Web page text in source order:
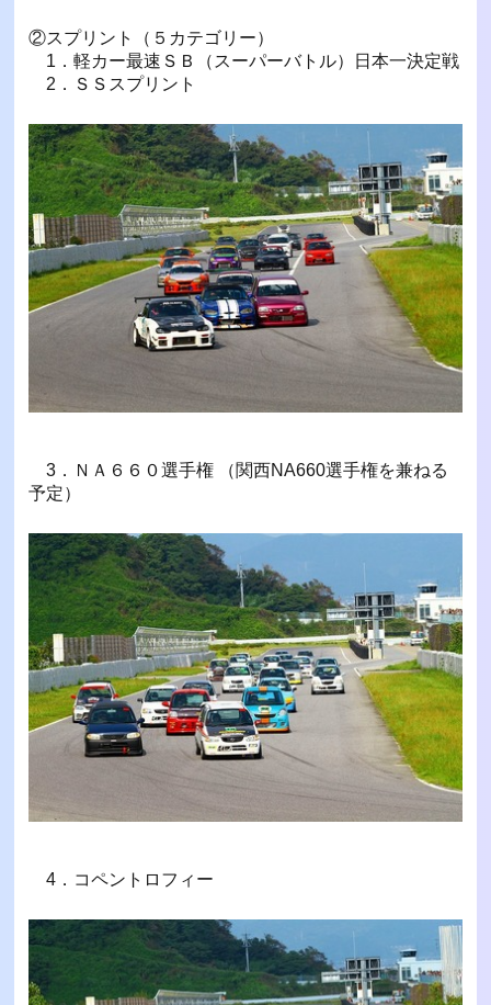
②スプリント（５カテゴリー）
1．軽カー最速ＳＢ（スーパーバトル）日本一決定戦
2．ＳＳスプリント
3．ＮＡ６６０選手権 （関西NA660選手権を兼ねる
予定）
4．コペントロフィー